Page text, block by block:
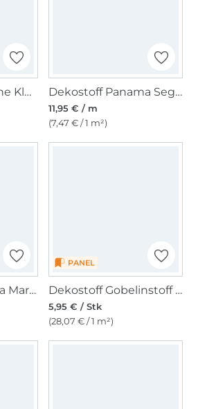
Baumwoll Popeline Kleiner Wal, weiß Dekostoff Panama Segelschiff, graublau
11,95 € / m
(7,47 € / 1 m²)
Dekostoff Panama Maritim, wollweiß
PANEL
Dekostoff Gobelinstoff Panel Leuchtturm, 46 x 46 cm
5,95 € / Stk
(28,07 € / 1 m²)